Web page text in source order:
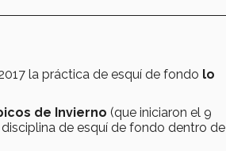
la práctica de esquí de fondo lo
de Invierno (que iniciaron el 9
de esquí de fondo dentro de